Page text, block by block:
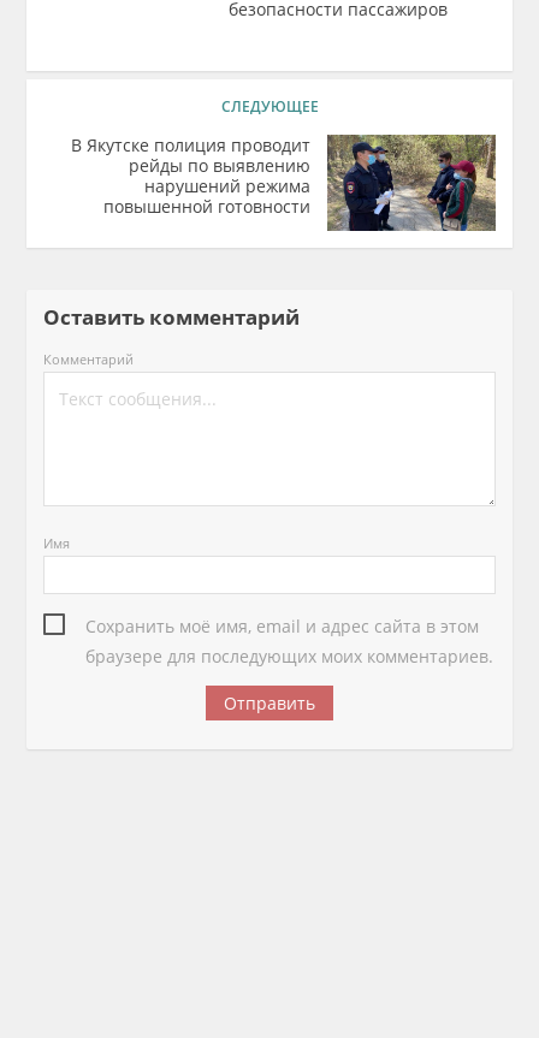
безопасности пассажиров
СЛЕДУЮЩЕЕ
В Якутске полиция проводит
рейды по выявлению
нарушений режима
повышенной готовности
Оставить комментарий
Комментарий
Имя
Сохранить моё имя, email и адрес сайта в этом
браузере для последующих моих комментариев.